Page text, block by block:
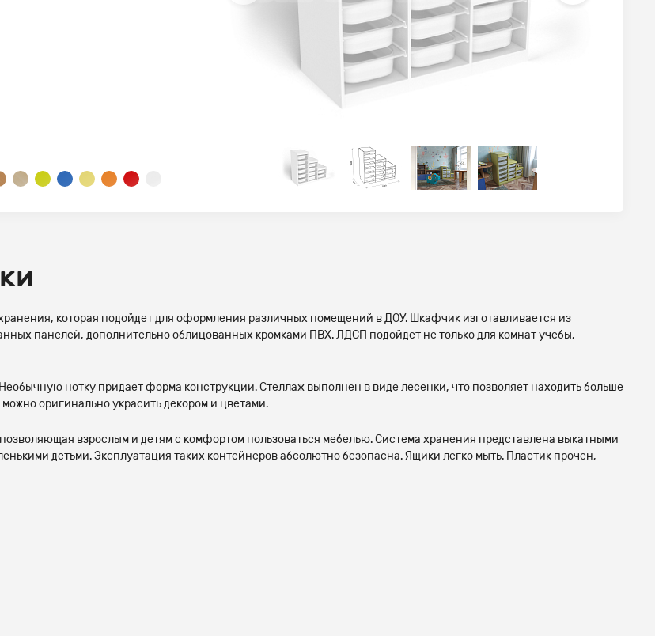
которая подойдет для оформления различных помещений в ДОУ. Шкафчик изготавливается из
панелей, дополнительно облицованных кромками ПВХ. ЛДСП подойдет не только для комнат учебы,
нотку придает форма конструкции. Стеллаж выполнен в виде лесенки, что позволяет находить больше
оригинально украсить декором и цветами.
взрослым и детям с комфортом пользоваться мебелью. Система хранения представлена выкатными
детьми. Эксплуатация таких контейнеров абсолютно безопасна. Ящики легко мыть. Пластик прочен,